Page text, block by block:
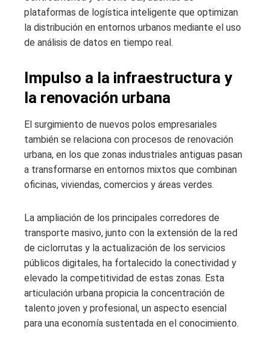
plataformas de logística inteligente que optimizan
la distribución en entornos urbanos mediante el uso
de análisis de datos en tiempo real.
Impulso a la infraestructura y
la renovación urbana
El surgimiento de nuevos polos empresariales
también se relaciona con procesos de renovación
urbana, en los que zonas industriales antiguas pasan
a transformarse en entornos mixtos que combinan
oficinas, viviendas, comercios y áreas verdes.
La ampliación de los principales corredores de
transporte masivo, junto con la extensión de la red
de ciclorrutas y la actualización de los servicios
públicos digitales, ha fortalecido la conectividad y
elevado la competitividad de estas zonas. Esta
articulación urbana propicia la concentración de
talento joven y profesional, un aspecto esencial
para una economía sustentada en el conocimiento.